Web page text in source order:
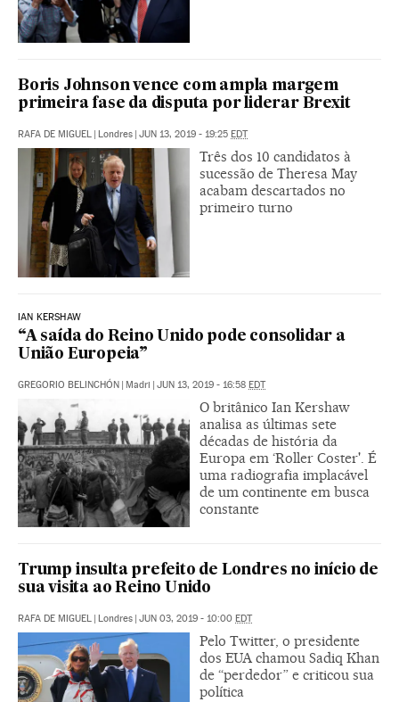
Boris Johnson vence com ampla margem
primeira fase da disputa por liderar Brexit
RAFA DE MIGUEL | Londres | JUN 13, 2019 - 19:25 EDT
Três dos 10 candidatos à
sucessão de Theresa May
acabam descartados no
primeiro turno
IAN KERSHAW
“A saída do Reino Unido pode consolidar a
União Europeia”
GREGORIO BELINCHÓN | Madri | JUN 13, 2019 - 16:58 EDT
O britânico Ian Kershaw
analisa as últimas sete
décadas de história da
Europa em ‘Roller Coster'. É
uma radiografia implacável
de um continente em busca
constante
Trump insulta prefeito de Londres no início de
sua visita ao Reino Unido
RAFA DE MIGUEL Londres JUN 03, 2019 - 10:00 EDT
Pelo Twitter, o presidente
dos EUA chamou Sadiq Khan
de “perdedor” e criticou sua
política